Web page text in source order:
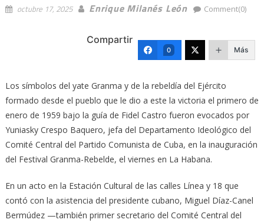
octubre 17, 2025 Enrique Milanés León Comment(0)
Compartir
0 Más
Los símbolos del yate Granma y de la rebeldía del Ejército
formado desde el pueblo que le dio a este la victoria el primero de
enero de 1959 bajo la guía de Fidel Castro fueron evocados por
Yuniasky Crespo Baquero, jefa del Departamento Ideológico del
Comité Central del Partido Comunista de Cuba, en la inauguración
del Festival Granma-Rebelde, el viernes en La Habana.
En un acto en la Estación Cultural de las calles Línea y 18 que
contó con la asistencia del presidente cubano, Miguel Díaz-Canel
Bermúdez —también primer secretario del Comité Central del